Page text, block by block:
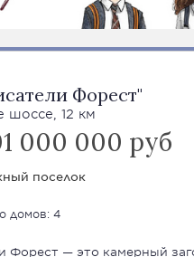
Форест"
шоссе, 12 км
000 000 руб
поселок
домов: 4
Форест — это камерный